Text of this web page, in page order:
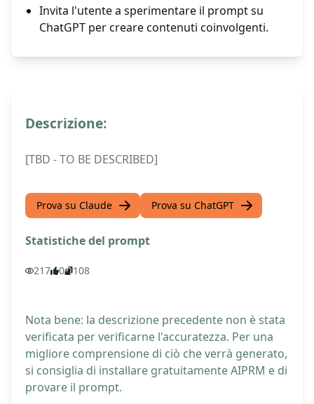
Invita l'utente a sperimentare il prompt su
ChatGPT per creare contenuti coinvolgenti.
Descrizione:
[TBD - TO BE DESCRIBED]
Prova su Claude Prova su ChatGPT
Statistiche del prompt
217 0 108
Nota bene: la descrizione precedente non è stata
verificata per verificarne l'accuratezza. Per una
migliore comprensione di ciò che verrà generato,
si consiglia di installare gratuitamente AIPRM e di
provare il prompt.